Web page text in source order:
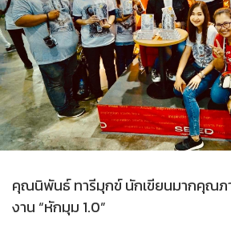
คุณนิพันธ์ ทารีมุกข์ นักเขียนมากคุณภ
งาน “หักมุม 1.0”